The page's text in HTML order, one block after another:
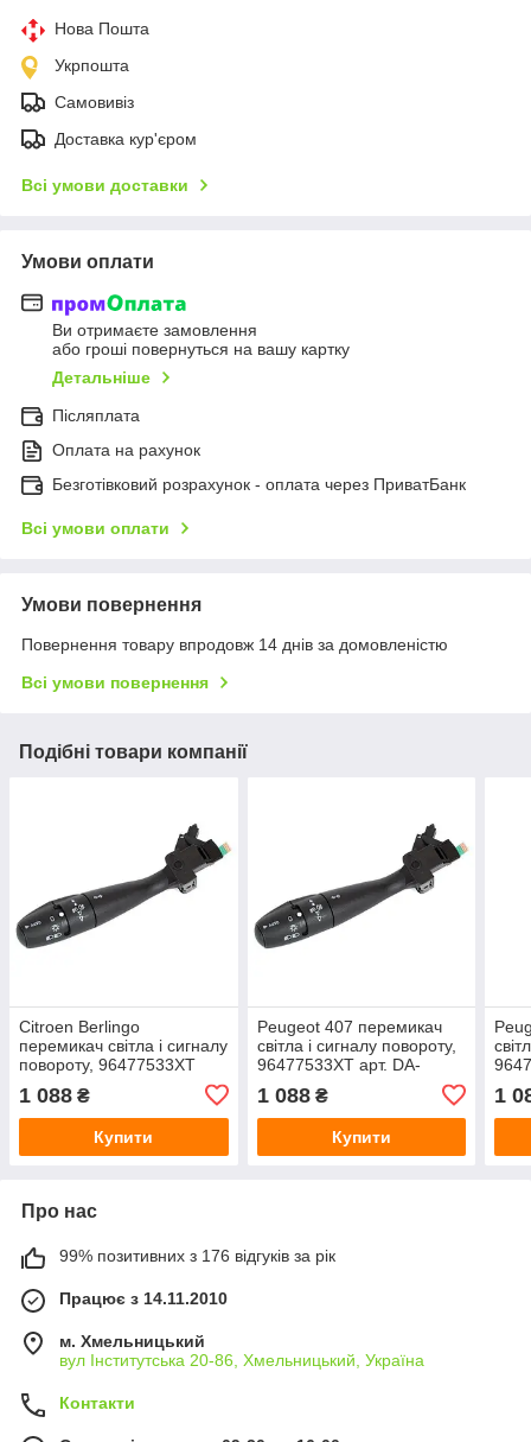
Нова Пошта
Укрпошта
Самовивіз
Доставка кур'єром
Всі умови доставки
Умови оплати
Ви отримаєте замовлення
або гроші повернуться на вашу картку
Детальніше
Післяплата
Оплата на рахунок
Безготівковий розрахунок - оплата через ПриватБанк
Всі умови оплати
Умови повернення
Повернення товару впродовж 14 днів за домовленістю
Всі умови повернення
Подібні товари компанії
Citroen Berlingo
перемикач світла і сигналу
повороту, 96477533XT
1 088 ₴
Купити
Peugeot 407 перемикач
світла і сигналу повороту,
96477533XT арт. DA-
1 088₴
Купити
1
Про нас
99% позитивних з 176 відгуків за рік
Працює з 14.11.2010
м. Хмельницький
вул Інститутська 20-86, Хмельницький, Україна
Контакти